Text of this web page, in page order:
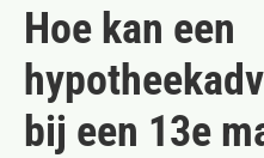
Hoe kan een
bij een 13e